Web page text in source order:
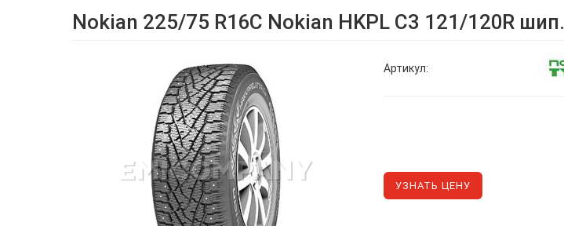
Nokian 225/75 R16C Nokian HKPL C3 121/120R шип.
Артикул:
УЗНАТЬ ЦЕНУ